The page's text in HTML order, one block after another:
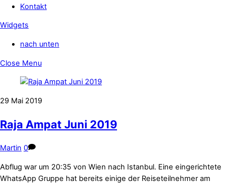
Kontakt
Widgets
nach unten
Close Menu
29 Mai 2019
Raja Ampat Juni 2019
Martin 0
Abflug war um 20:35 von Wien nach Istanbul. Eine eingerichtete
WhatsApp Gruppe hat bereits einige der Reiseteilnehmer am